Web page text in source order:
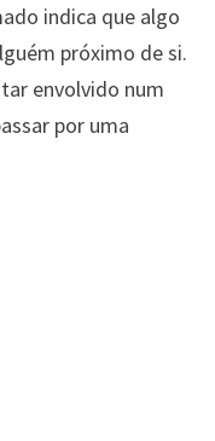
indica que algo
próximo de si.
envolvido num
por uma